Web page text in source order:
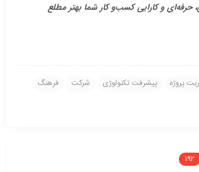
و کارایی کسب‌و کار شما بهتر مطلع
پروژه پیشرفت تکنولوژی شرکت
فرهنگ
192